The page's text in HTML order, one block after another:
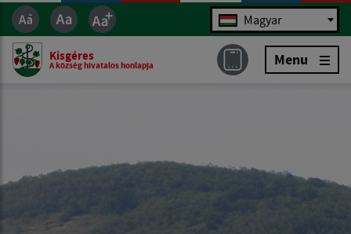
Jazyk Magyar
Kisgéres
A község hivatalos honlapja Menu